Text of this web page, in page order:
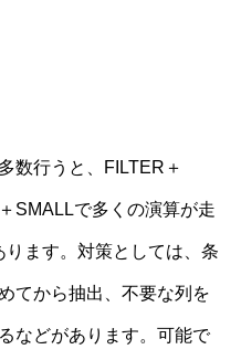
数行うと、FILTER＋
SMALLで多くの演算が走
ます。対策としては、条
てから抽出、不要な列を
などがあります。可能で